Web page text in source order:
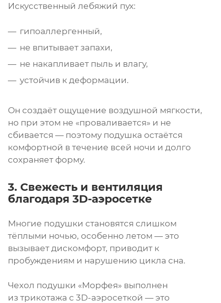
Искусственный лебяжий пух:
гипоаллергенный,
не впитывает запахи,
не накапливает пыль и влагу,
устойчив к деформации.
Он создаёт ощущение воздушной мягкости,
но при этом не «проваливается» и не
сбивается — поэтому подушка остаётся
комфортной в течение всей ночи и долго
сохраняет форму.
3. Свежесть и вентиляция
благодаря 3D-аэросетке
Многие подушки становятся слишком
тёплыми ночью, особенно летом — это
вызывает дискомфорт, приводит к
пробуждениям и нарушению цикла сна.
Чехол подушки «Морфея» выполнен
из трикотажа с 3D-аэросеткой — это